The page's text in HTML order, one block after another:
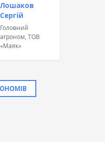
Лошаков
Сергій
Головний
агроном, ТОВ
«Маяк»